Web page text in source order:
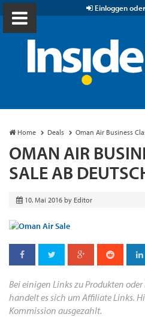
Einloggen
Home Deals Oman Air Business
OMAN AIR
SALE AB
10. Mai 2016 by Editor
Bei einigen Links zu Produkten
handelt es sich um Affiliate Links.
Kommission ausgezahlt.